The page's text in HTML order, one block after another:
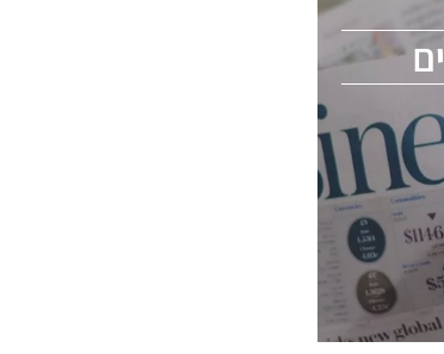
2026.
everyone
industry,